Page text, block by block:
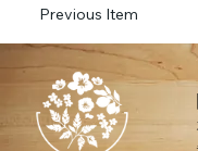
Previous Item